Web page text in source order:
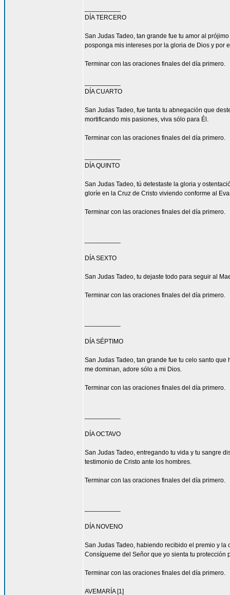
DÍA TERCERO
San Judas Tadeo, tan grande fue tu amor al
posponga mis intereses por la gloria de Dios y por
Terminar con las oraciones finales del día primero.
DÍA CUARTO
San Judas Tadeo, fue tanta tu abnegación que
mortificando mis pasiones, viva sólo para Él.
Terminar con las oraciones finales del día primero.
DÍA QUINTO
San Judas Tadeo, tú detestaste la gloria y
gloríe en la Cruz de Cristo viviendo conforme al
Terminar con las oraciones finales del día primero.
DÍA SEXTO
San Judas Tadeo, tu dejaste todo para seguir al
Terminar con las oraciones finales del día primero.
DÍA SÉPTIMO
San Judas Tadeo, tan grande fue tu celo santo
me dominan, adore sólo a mi Dios.
Terminar con las oraciones finales del día primero.
DÍA OCTAVO
San Judas Tadeo, entregando tu vida y tu sangre
testimonio de Cristo ante los hombres.
Terminar con las oraciones finales del día primero.
DÍA NOVENO
San Judas Tadeo, habiendo recibido el premio y
Consígueme del Señor que yo sienta tu
Terminar con las oraciones finales del día primero.
AVEMARÍA [1]